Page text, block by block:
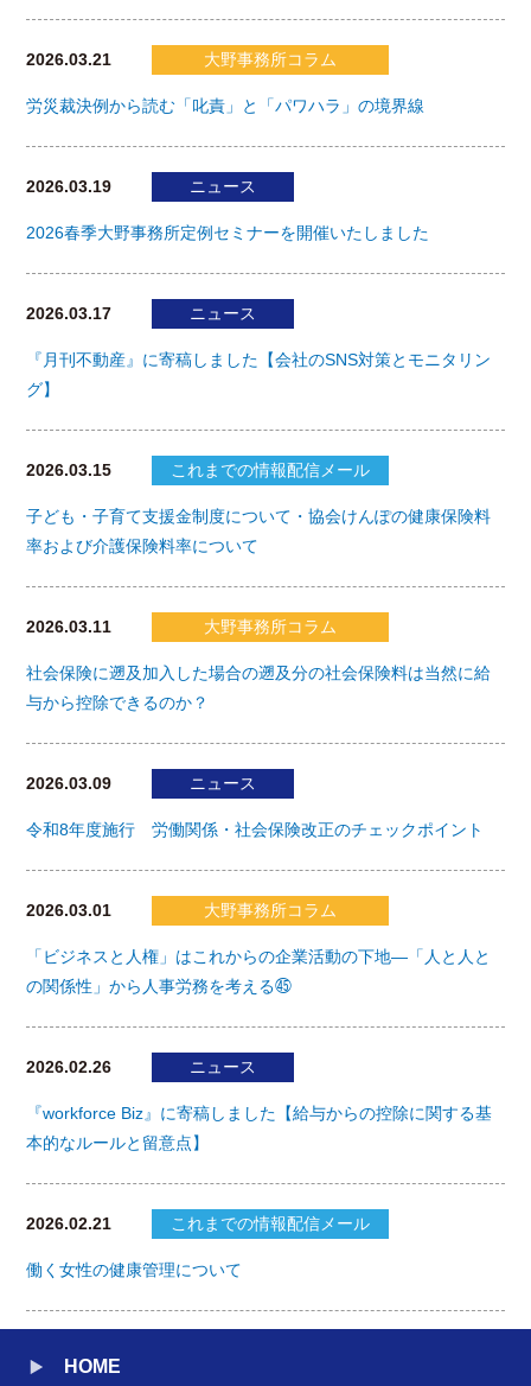
2026.03.21 大野事務所コラム
労災裁決例から読む「叱責」と「パワハラ」の境界線
2026.03.19 ニュース
2026春季大野事務所定例セミナーを開催いたしました
2026.03.17 ニュース
『月刊不動産』に寄稿しました【会社のSNS対策とモニタリン
グ】
2026.03.15 これまでの情報配信メール
子ども・子育て支援金制度について・協会けんぽの健康保険料
率および介護保険料率について
2026.03.11 大野事務所コラム
社会保険に遡及加入した場合の遡及分の社会保険料は当然に給
与から控除できるのか？
2026.03.09 ニュース
令和8年度施行 労働関係・社会保険改正のチェックポイント
2026.03.01 大野事務所コラム
「ビジネスと人権」はこれからの企業活動の下地―「人と人と
の関係性」から人事労務を考える㊺
2026.02.26 ニュース
『workforce Biz』に寄稿しました【給与からの控除に関する基
本的なルールと留意点】
2026.02.21 これまでの情報配信メール
働く女性の健康管理について
HOME